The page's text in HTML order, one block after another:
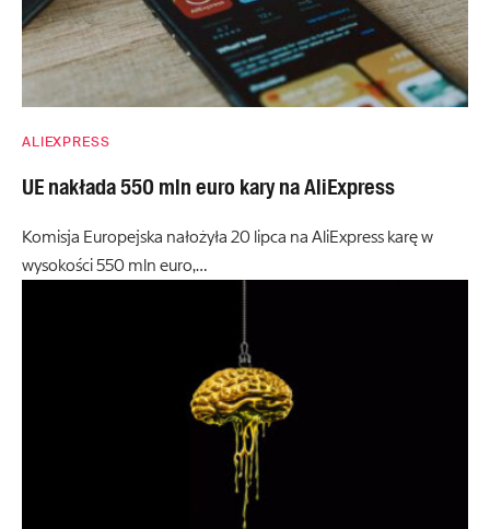
ALIEXPRESS
UE nakłada 550 mln euro kary na AliExpress
Komisja Europejska nałożyła 20 lipca na AliExpress karę w
wysokości 550 mln euro,…